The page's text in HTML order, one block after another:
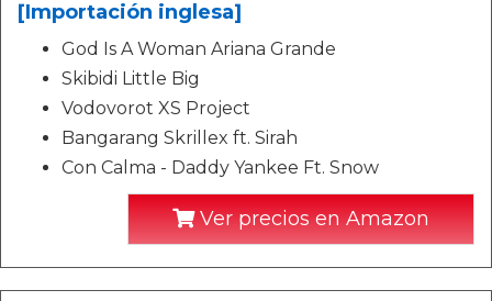
[Importación inglesa]
God Is A Woman Ariana Grande
Skibidi Little Big
Vodovorot XS Project
Bangarang Skrillex ft. Sirah
Con Calma - Daddy Yankee Ft. Snow
Ver precios en Amazon